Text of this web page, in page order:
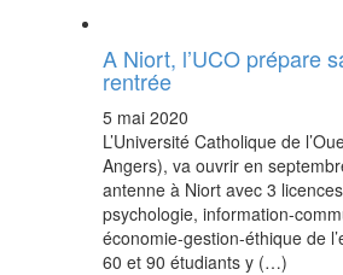
A Niort, l’UCO prépare
rentrée
5 mai 2020
L’Université Catholique de
Angers), va ouvrir en
antenne à Niort avec 3
psychologie, information-
économie-gestion-éthique de
60 et 90 étudiants y (…)